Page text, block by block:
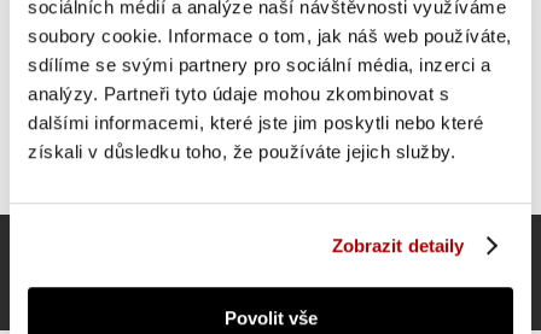
sociálních médií a analýze naší návštěvnosti využíváme
soubory cookie. Informace o tom, jak náš web používáte,
sdílíme se svými partnery pro sociální média, inzerci a
analýzy. Partneři tyto údaje mohou zkombinovat s
dalšími informacemi, které jste jim poskytli nebo které
získali v důsledku toho, že používáte jejich služby.
Zobrazit detaily
Povolit vše